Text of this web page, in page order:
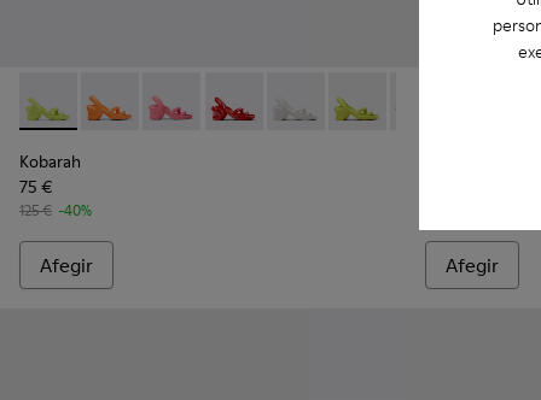
Kobarah - K100839-013 - Green
Kobarah - K100839-034 - Sandàlies sintètiques
Kobarah - K100839-032 - Sandàlies
Kobarah - K100839-030 - Sandalina
Kobarah - K100839-028 -
Kobarah - K100839-027
Kobarah -
Kobarah
75 €
125 € -40%
Afegir Afegir